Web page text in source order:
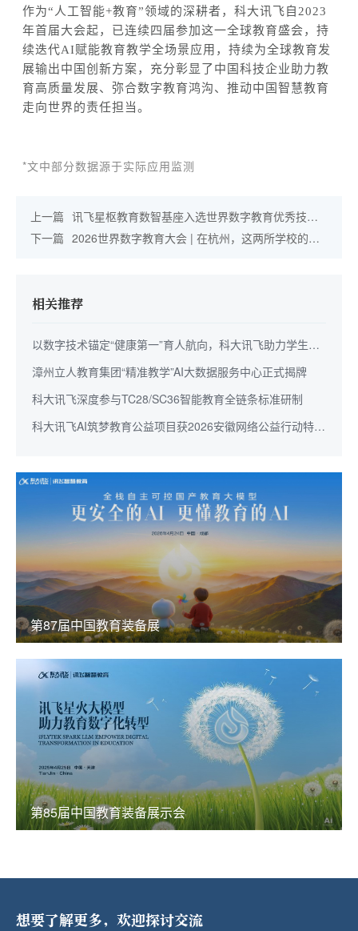
作为“人工智能+教育”领域的深耕者，科大讯飞自2023
年首届大会起，已连续四届参加这一全球教育盛会，持
续迭代AI赋能教育教学全场景应用， 持续为全球教育发
展输出中国创新方案，充分彰显了中国科技企业助力教
育高质量发展、弥合数字教育鸿沟、推动中国智慧教育
走向世界的责任担当。
*文中部分数据源于实际应用监测
上一篇 讯飞星枢教育数智基座入选世界数字教育优秀技术
解决方案
下一篇 2026世界数字教育大会 | 在杭州，这两所学校的数
相关推荐
以数字技术锚定“健康第一”育人航向，科大讯飞助力学生身
心全面成长
漳州立人教育集团“精准教学”AI大数据服务中心正式揭牌
科大讯飞深度参与TC28/SC36智能教育全链条标准研制
科大讯飞AI筑梦教育公益项目获2026安徽网络公益行动特别
第87届中国教育装备展
第85届中国教育装备展示会
想要了解更多，欢迎探讨交流